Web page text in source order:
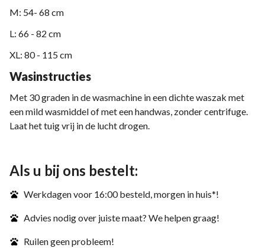
M: 54- 68 cm
L: 66 - 82 cm
XL: 80 - 115 cm
Wasinstructies
Met 30 graden in de wasmachine in een dichte waszak met
een mild wasmiddel of met een handwas, zonder centrifuge.
Laat het tuig vrij in de lucht drogen.
Als u bij ons bestelt:
Werkdagen voor 16:00 besteld, morgen in huis*!
Advies nodig over juiste maat? We helpen graag!
Ruilen geen probleem!